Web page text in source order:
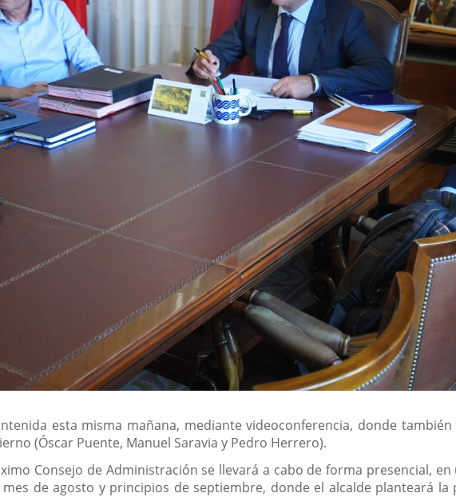
esta misma mañana, mediante videoconferencia, donde
(Óscar Puente, Manuel Saravia y Pedro Herrero).
Consejo de Administración se llevará a cabo de forma presencial,
de agosto y principios de septiembre, donde el alcalde planteará